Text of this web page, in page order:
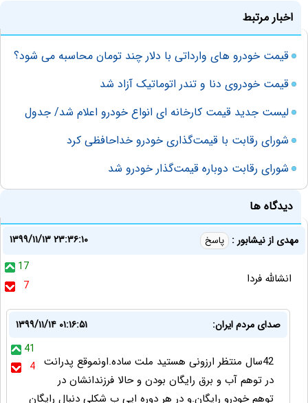
اخبار مرتبط
قیمت خودرو های وارداتی با دلار چند تومان محاسبه می شود؟
قیمت خودروی دنا و تندر اتوماتیک آزاد شد
لیست جدید قیمت کارخانه ای انواع خودرو اعلام شد/ جدول
شورای رقابت با قیمت‌گذاری خودرو خداحافظی کرد
شورای رقابت دوباره قیمت‌گذار خودرو شد
دیدگاه ها
مهدی از نیشابور : پاسخ
۱۳۹۹/۱۱/۱۳ ۲۳:۳۶:۱۰
17
7
انشالله فردا
صدای مردم ایران:
۱۳۹۹/۱۱/۱۴ ۰۱:۱۶:۵۱
41
4 42سال منتظر ارزونی هستید ملت ساده.اونموقع پدرانت
در توهم آب و برق رایگان بودن و حالا فرزندانشان در
توهم خودرو رایگان.و در هر دوره ایی ب شکلی دنبال رایگان